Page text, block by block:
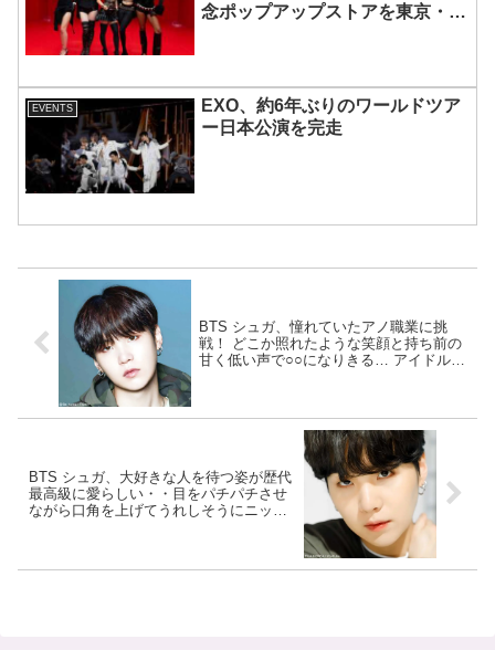
念ポップアップストアを東京・原
EVENTS
EXO、約6年ぶりのワールドツア
ー日本公演を完走
BTS シュガ、憧れていたアノ職業に挑
戦！ どこか照れたような笑顔と持ち前の
甘く低い声で○○になりきる… アイドルや
BTS シュガ、大好きな人を待つ姿が歴代
最高級に愛らしい・・目をパチパチさせ
ながら口角を上げてうれしそうにニッコ